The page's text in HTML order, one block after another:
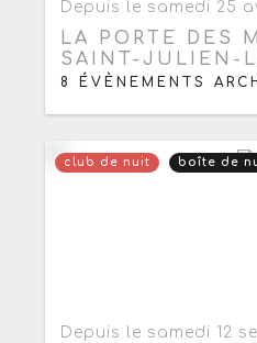
Depuis le samedi 25
LA PORTE DES
SAINT-JULIEN-
8 ÉVÈNEMENTS
club de nuit boîte de
Depuis le samedi 12